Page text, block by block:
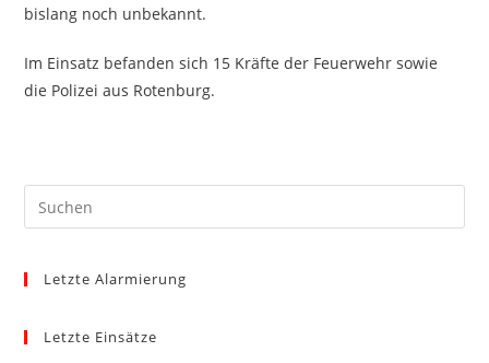
bislang noch unbekannt.
Im Einsatz befanden sich 15 Kräfte der Feuerwehr sowie
die Polizei aus Rotenburg.
Letzte Alarmierung
Letzte Einsätze